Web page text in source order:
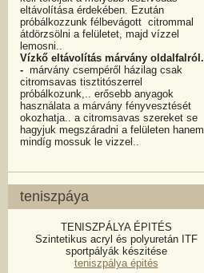
eltávolítása érdekében. Ezután
próbálkozzunk félbevágott citrommal
átdörzsölni a felületet, majd vízzel
lemosni..
Vízkő eltávolítás márvány oldalfalról.
- márvány csempéről házilag csak
citromsavas tisztitószerrel
próbálkozunk,.. erősebb anyagok
használata a márvány fényvesztését
okozhatja.. a citromsavas szereket se
hagyjuk megszáradni a felületen hanem
mindíg mossuk le vizzel..
teniszpáya
TENISZPÁLYA ÉPITÉS
Szintetikus acryl és polyuretán ITF
sportpályák készitése
teniszpálya épités